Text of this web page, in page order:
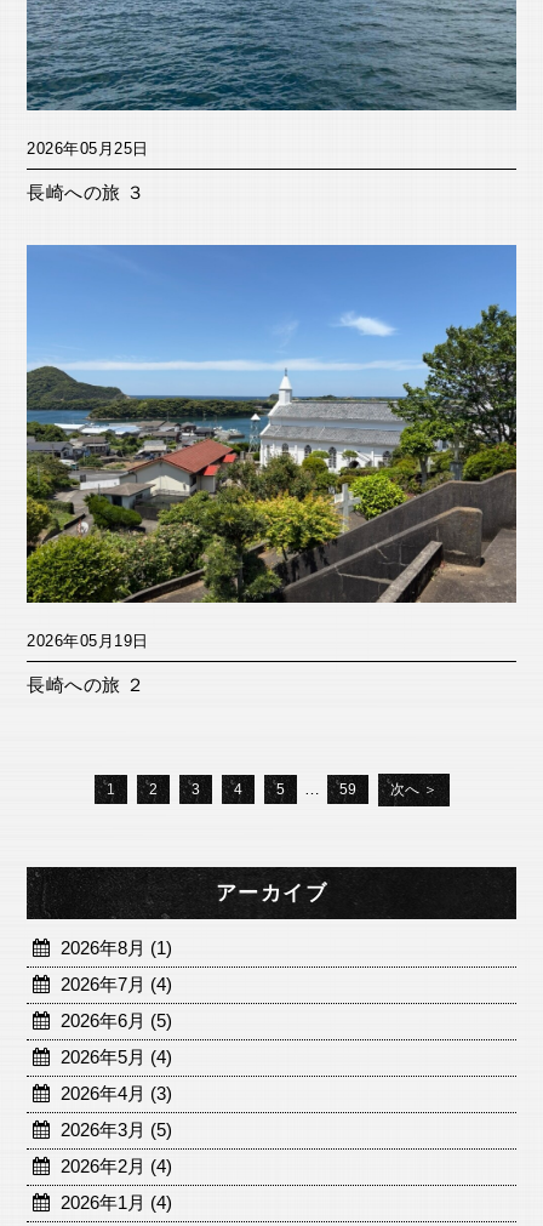
2026年05月25日
長崎への旅 ３
2026年05月19日
長崎への旅 ２
1 2 3 4 5 59 次へ ＞
アーカイブ
2026年8月 (1)
2026年7月 (4)
2026年6月 (5)
2026年5月 (4)
2026年4月 (3)
2026年3月 (5)
2026年2月 (4)
2026年1月 (4)